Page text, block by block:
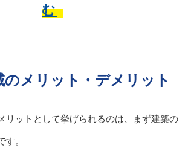
む
のメリット・デメリット
リットとして挙げられるのは、まず建築の
す。